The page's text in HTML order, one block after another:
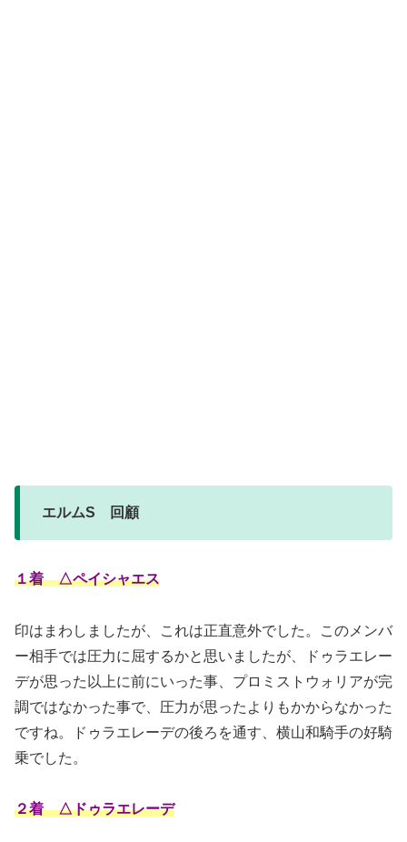
エルムS 回顧
１着 △ペイシャエス
印はまわしましたが、これは正直意外でした。このメンバ
ー相手では圧力に屈するかと思いましたが、ドゥラエレー
デが思った以上に前にいった事、プロミストウォリアが完
調ではなかった事で、圧力が思ったよりもかからなかった
ですね。ドゥラエレーデの後ろを通す、横山和騎手の好騎
乗でした。
２着 △ドゥラエレーデ